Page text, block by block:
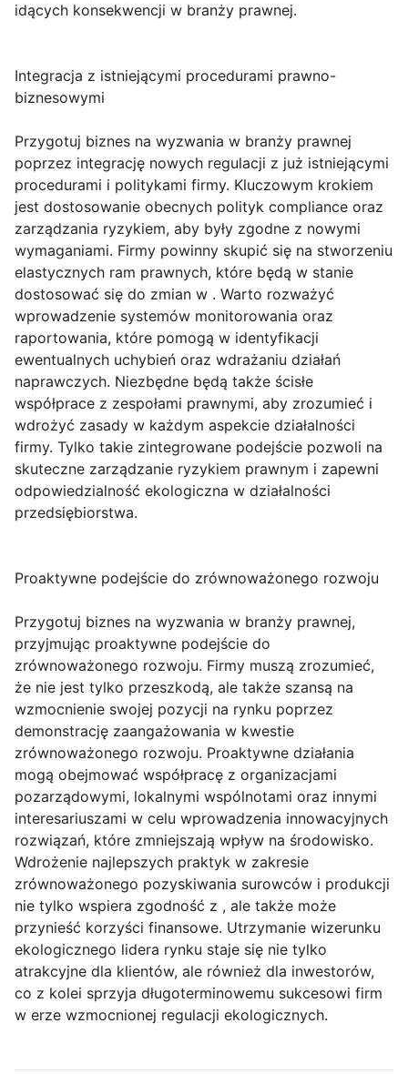
idących konsekwencji w branży prawnej.
Integracja z istniejącymi procedurami prawno-
biznesowymi
Przygotuj biznes na wyzwania w branży prawnej
poprzez integrację nowych regulacji z już istniejącymi
procedurami i politykami firmy. Kluczowym krokiem
jest dostosowanie obecnych polityk compliance oraz
zarządzania ryzykiem, aby były zgodne z nowymi
wymaganiami. Firmy powinny skupić się na stworzeniu
elastycznych ram prawnych, które będą w stanie
dostosować się do zmian w . Warto rozważyć
wprowadzenie systemów monitorowania oraz
raportowania, które pomogą w identyfikacji
ewentualnych uchybień oraz wdrażaniu działań
naprawczych. Niezbędne będą także ścisłe
współprace z zespołami prawnymi, aby zrozumieć i
wdrożyć zasady w każdym aspekcie działalności
firmy. Tylko takie zintegrowane podejście pozwoli na
skuteczne zarządzanie ryzykiem prawnym i zapewni
odpowiedzialność ekologiczna w działalności
przedsiębiorstwa.
Proaktywne podejście do zrównoważonego rozwoju
Przygotuj biznes na wyzwania w branży prawnej,
przyjmując proaktywne podejście do
zrównoważonego rozwoju. Firmy muszą zrozumieć,
że nie jest tylko przeszkodą, ale także szansą na
wzmocnienie swojej pozycji na rynku poprzez
demonstrację zaangażowania w kwestie
zrównoważonego rozwoju. Proaktywne działania
mogą obejmować współpracę z organizacjami
pozarządowymi, lokalnymi wspólnotami oraz innymi
interesariuszami w celu wprowadzenia innowacyjnych
rozwiązań, które zmniejszają wpływ na środowisko.
Wdrożenie najlepszych praktyk w zakresie
zrównoważonego pozyskiwania surowców i produkcji
nie tylko wspiera zgodność z , ale także może
przynieść korzyści finansowe. Utrzymanie wizerunku
ekologicznego lidera rynku staje się nie tylko
atrakcyjne dla klientów, ale również dla inwestorów,
co z kolei sprzyja długoterminowemu sukcesowi firm
w erze wzmocnionej regulacji ekologicznych.